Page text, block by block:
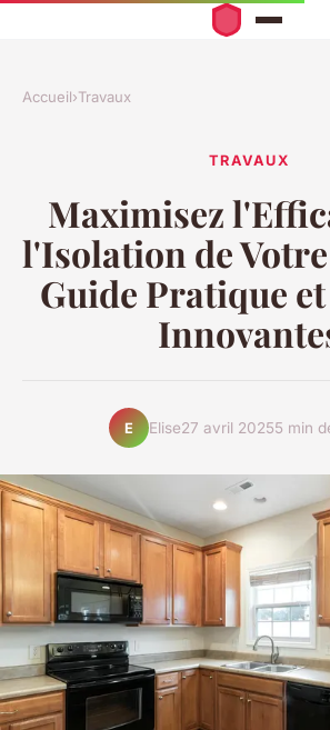
Accueil›Travaux
TRAVAUX
Maximisez
l'Isolation de
Guide Pratique
E Elise27 avril 20255 min